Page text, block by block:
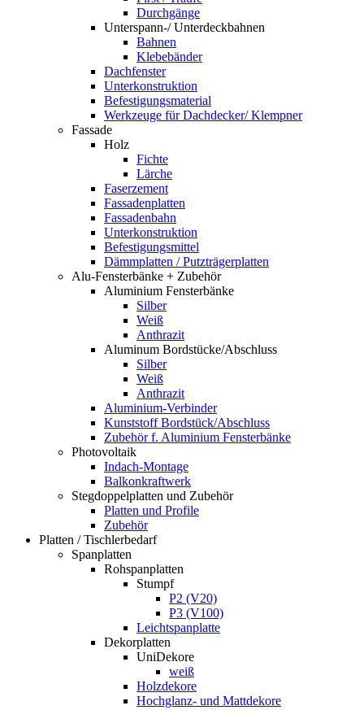
Durchgänge
Unterspann-/ Unterdeckbahnen
Bahnen
Klebebänder
Dachfenster
Unterkonstruktion
Befestigungsmaterial
Werkzeuge für Dachdecker/ Klempner
Fassade
Holz
Fichte
Lärche
Faserzement
Fassadenplatten
Fassadenbahn
Unterkonstruktion
Befestigungsmittel
Dämmplatten / Putzträgerplatten
Alu-Fensterbänke + Zubehör
Aluminium Fensterbänke
Silber
Weiß
Anthrazit
Aluminum Bordstücke/Abschluss
Silber
Weiß
Anthrazit
Aluminium-Verbinder
Kunststoff Bordstück/Abschluss
Zubehör f. Aluminium Fensterbänke
Photovoltaik
Indach-Montage
Balkonkraftwerk
Stegdoppelplatten und Zubehör
Platten und Profile
Zubehör
Platten / Tischlerbedarf
Spanplatten
Rohspanplatten
Stumpf
P2 (V20)
P3 (V100)
Leichtspanplatte
Dekorplatten
UniDekore
weiß
Holzdekore
Hochglanz- und Mattdekore